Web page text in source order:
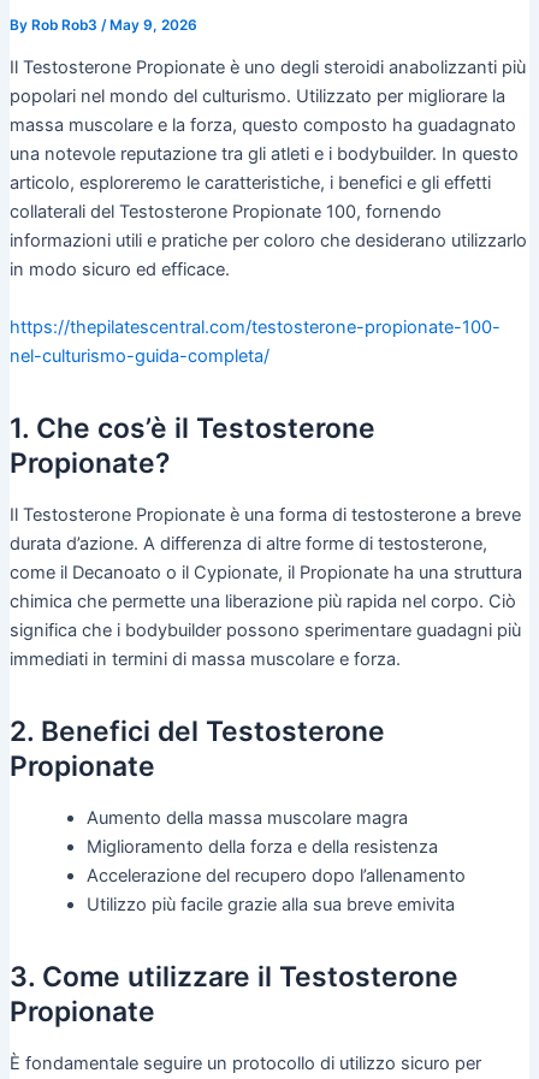
By Rob Rob3 /May 9, 2026
Il Testosterone Propionate è uno degli steroidi anabolizzanti più
popolari nel mondo del culturismo. Utilizzato per migliorare la
massa muscolare e la forza, questo composto ha guadagnato
una notevole reputazione tra gli atleti e i bodybuilder. In questo
articolo, esploreremo le caratteristiche, i benefici e gli effetti
collaterali del Testosterone Propionate 100, fornendo
informazioni utili e pratiche per coloro che desiderano utilizzarlo
in modo sicuro ed efficace.
https://thepilatescentral.com/testosterone-propionate-100-
nel-culturismo-guida-completa/
1. Che cos’è il Testosterone
Propionate?
Il Testosterone Propionate è una forma di testosterone a breve
durata d’azione. A differenza di altre forme di testosterone,
come il Decanoato o il Cypionate, il Propionate ha una struttura
chimica che permette una liberazione più rapida nel corpo. Ciò
significa che i bodybuilder possono sperimentare guadagni più
immediati in termini di massa muscolare e forza.
2. Benefici del Testosterone
Propionate
Aumento della massa muscolare magra
Miglioramento della forza e della resistenza
Accelerazione del recupero dopo l’allenamento
Utilizzo più facile grazie alla sua breve emivita
3. Come utilizzare il Testosterone
Propionate
È fondamentale seguire un protocollo di utilizzo sicuro per